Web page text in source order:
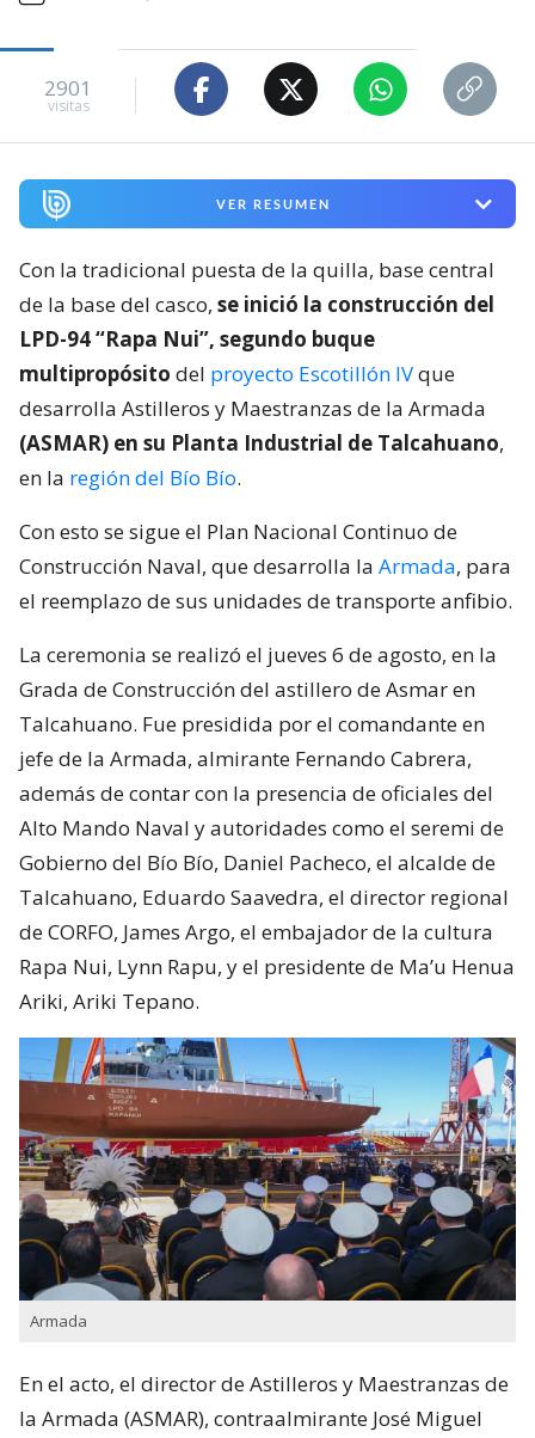
2901
visitas
VER RESUMEN
Con la tradicional puesta de la quilla, base central
de la base del casco, se inició la construcción del
LPD-94 “Rapa Nui”, segundo buque
multipropósito del proyecto Escotillón IVque
desarrolla Astilleros y Maestranzas de la Armada
(ASMAR) en su Planta Industrial de Talcahuano,
en la región del Bío Bío.
Con esto se sigue el Plan Nacional Continuo de
Construcción Naval, que desarrolla la Armada, para
el reemplazo de sus unidades de transporte anfibio.
La ceremonia se realizó el jueves 6 de agosto, en la
Grada de Construcción del astillero de Asmar en
Talcahuano. Fue presidida por el comandante en
jefe de la Armada, almirante Fernando Cabrera,
además de contar con la presencia de oficiales del
Alto Mando Naval y autoridades como el seremi de
Gobierno del Bío Bío, Daniel Pacheco, el alcalde de
Talcahuano, Eduardo Saavedra, el director regional
de CORFO, James Argo, el embajador de la cultura
Rapa Nui, Lynn Rapu, y el presidente de Ma’u Henua
Ariki, Ariki Tepano.
Armada
En el acto, el director de Astilleros y Maestranzas de
la Armada (ASMAR), contraalmirante José Miguel